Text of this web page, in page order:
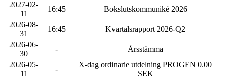
2027-02-
11
16:45
Bokslutskommuniké 2026
2026-08-
31
16:45
Kvartalsrapport 2026-Q2
2026-06-
30
-
Årsstämma
2026-05-
11
-
X-dag ordinarie utdelning PROGEN 0.00
SEK